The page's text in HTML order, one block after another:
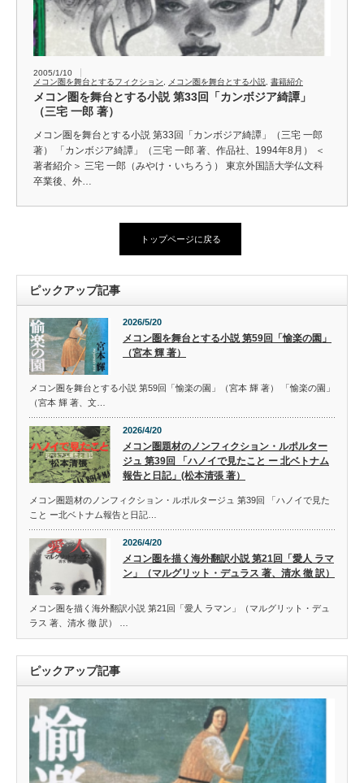
2005/1/10
メコン圏を舞台とするフィクション
メコン圏を舞台とする小説 書籍紹介
メコン圏を舞台とする小説 第33回「カンボジア綺譚」
（三宅 一郎 著）
メコン圏を舞台とする小説 第33回「カンボジア綺譚」（三宅 一郎
著） 「カンボジア綺譚」（三宅 一郎 著、作品社、1994年8月） ＜
著者紹介＞ 三宅 一郎（みやけ・いちろう） 東京外国語大学仏文科
卒業後、外…
トップページに戻る
ピックアップ記事
2026/5/20
メコン圏を舞台とする小説 第59回「愉楽の園」
（宮本 輝 著）
メコン圏を舞台とする小説 第59回「愉楽の園」（宮本 輝 著） 「愉楽の園」
（宮本 輝 著、文…
2026/4/20
メコン圏題材のノンフィクション・ルポルター
ジュ 第39回 「ハノイで見たこと ー 北ベトナム
報告と日記」(松本清張 著）
メコン圏題材のノンフィクション・ルポルタージュ 第39回 「ハノイで見た
こと ー北ベトナム報告と日記…
2026/4/20
メコン圏を描く海外翻訳小説 第21回「愛人 ラマ
ン」（マルグリット・デュラス 著、清水 徹 訳）
メコン圏を描く海外翻訳小説 第21回「愛人 ラマン」（マルグリット・デュ
ラス 著、清水 徹 訳） …
ピックアップ記事